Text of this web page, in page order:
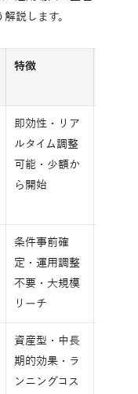
説します。
特徴
即効性・リア
ルタイム調整
可能・少額か
ら開始
条件事前確
定・運用調整
不要・大規模
リーチ
資産型・中長
期的効果・ラ
ンニングコス